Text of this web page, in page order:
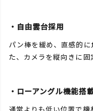
・自由雲台採用
パン棒を緩め、直感的
た、カメラを縦向きに固
・ローアングル機能搭